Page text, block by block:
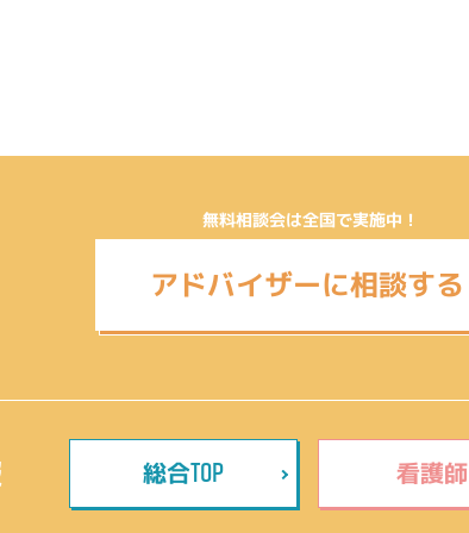
無料相談会は全国で実施中！
アドバイザーに相談する
総合TOP 看護師